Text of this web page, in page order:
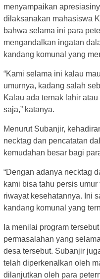
menyampaikan
dilaksanakan mahasiswa
bahwa selama ini para
mengandalkan ingatan
kandang komunal yang
“Kami selama ini kalau
umurnya, kadang salah
Kalau ada ternak lahir
saja,” katanya.
Menurut Subanjir,
necktag dan pencatatan
kemudahan besar bagi
“Dengan adanya necktag
kami bisa tahu persis
riwayat kesehatannya. Ini
kandang komunal yang
Ia menilai program
permasalahan yang
desa tersebut. Subanjir
telah diperkenalkan oleh
dilanjutkan oleh para